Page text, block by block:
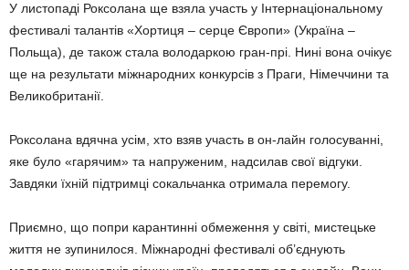
У листопаді Роксолана ще взяла участь у Інтернаціо­нальному
фестивалі талантів «Хортиця – серце Європи» (Україна –
Польща), де також стала володаркою гран-прі. Нині вона очікує
ще на результати міжнародних конкурсів з Праги, Німеччини та
Великобританії.
Роксолана вдячна усім, хто взяв участь в он-лайн го­лосуванні,
яке було «гарячим» та напруженим, надсилав свої відгуки.
Завдяки їхній підтримці сокальчанка отримала перемогу.
Приємно, що попри карантинні обмеження у світі, мистецьке
життя не зупинилося. Міжнародні фестивалі об’єднують